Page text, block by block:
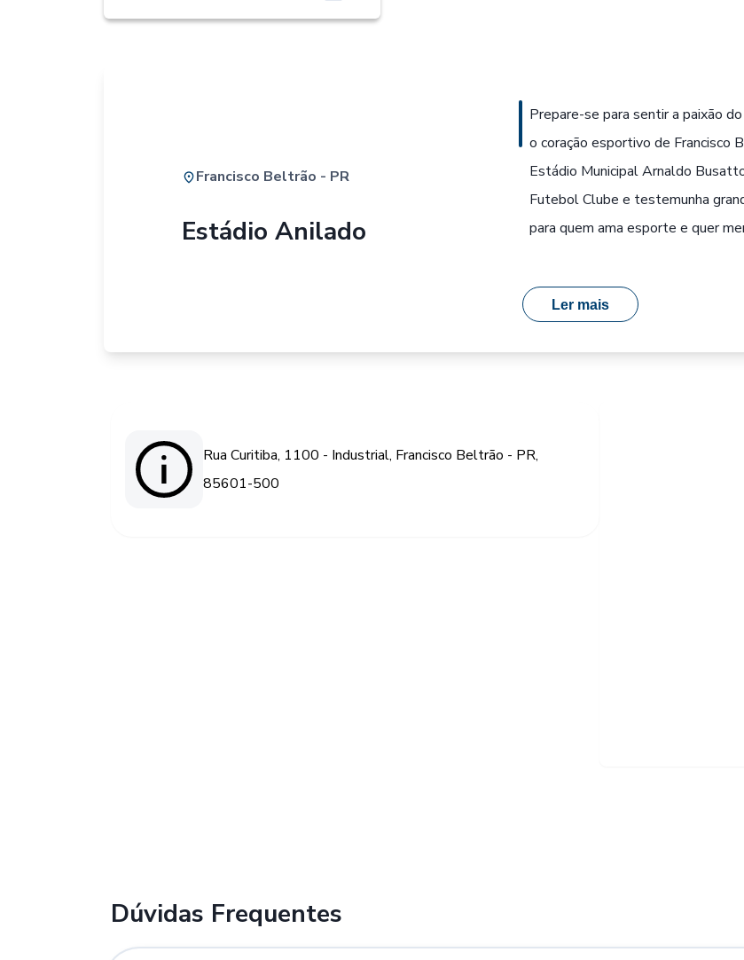
Francisco Beltrão - PR
Estádio Anilado
Prepare-se para sentir a paixão
o coração esportivo de Francisco
Estádio Municipal Arnaldo
Futebol Clube e testemunha
para quem ama esporte e quer
Ler mais
Rua Curitiba, 1100 - Industrial, Francisco Beltrão - PR,
85601-500
Dúvidas Frequentes